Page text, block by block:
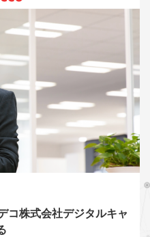
コ株式会社デジタルキャ